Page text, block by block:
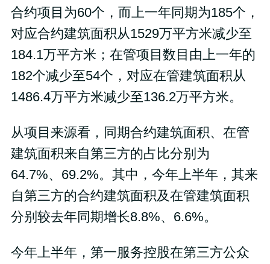
合约项目为60个，而上一年同期为185个，
对应合约建筑面积从1529万平方米减少至
184.1万平方米；在管项目数目由上一年的
182个减少至54个，对应在管建筑面积从
1486.4万平方米减少至136.2万平方米。
从项目来源看，同期合约建筑面积、在管
建筑面积来自第三方的占比分别为
64.7%、69.2%。其中，今年上半年，其来
自第三方的合约建筑面积及在管建筑面积
分别较去年同期增长8.8%、6.6%。
今年上半年，第一服务控股在第三方公众